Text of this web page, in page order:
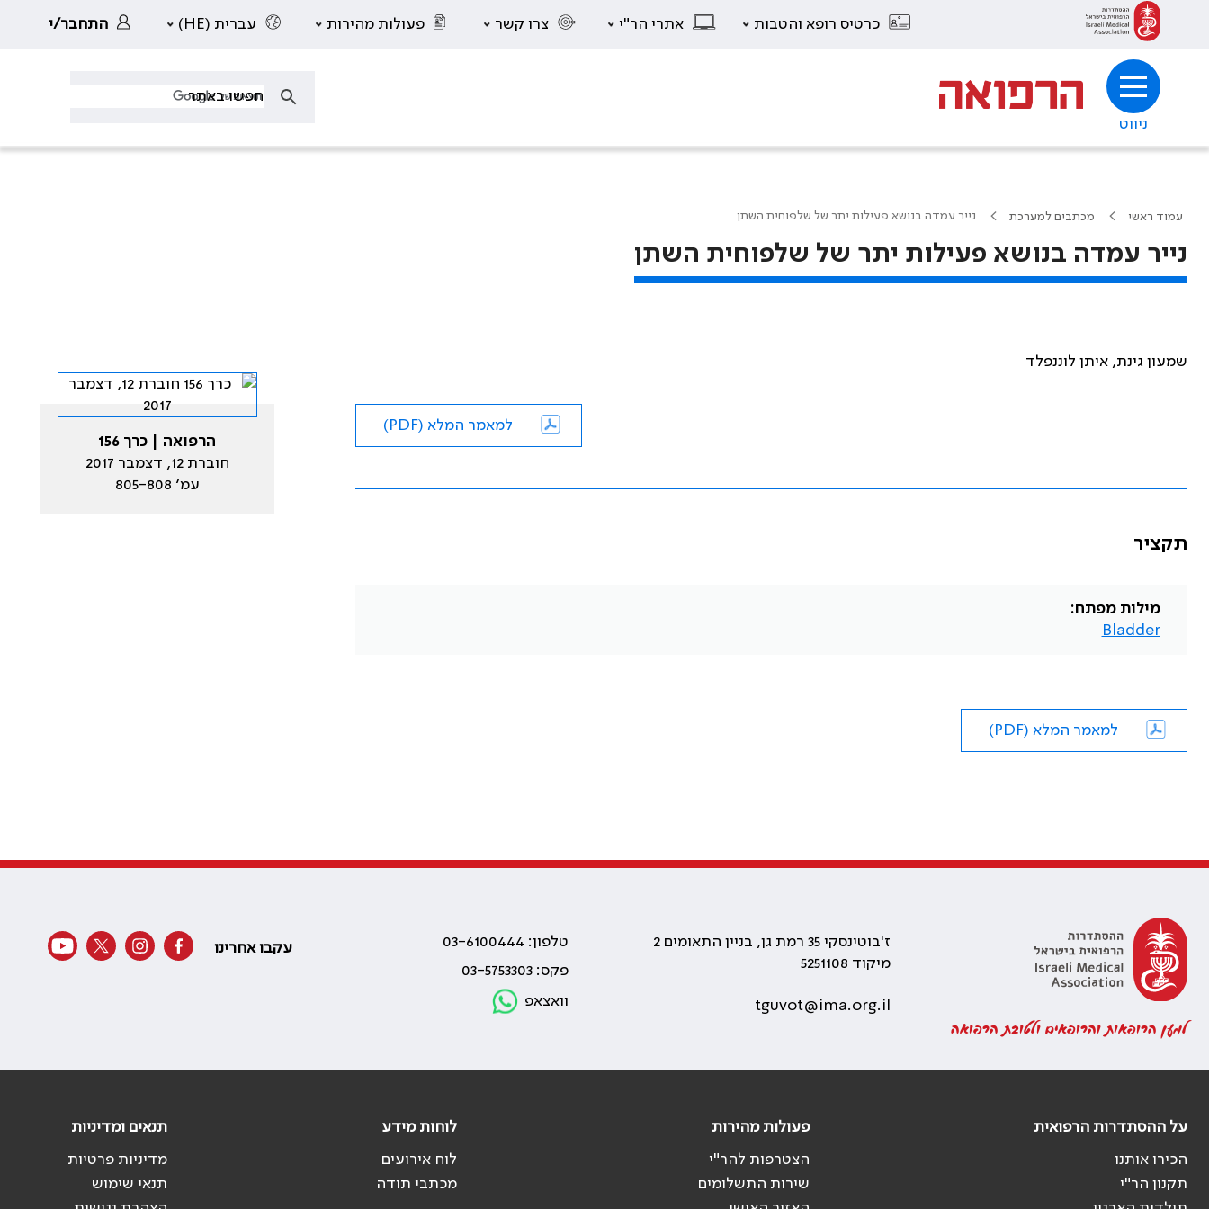
כרטיס רופא והטבות אתרי הר"י צרו קשר פעולות מהירות עברית (HE) התחבר/י
ניווט
עמוד ראשי מכתבים למערכת נייר עמדה בנושא פעילות יתר של שלפוחית השתן
נייר עמדה בנושא פעילות יתר של שלפוחית השתן
שמעון גינת, איתן לוננפלד
למאמר המלא (PDF)
תקציר
מילות מפתח:
Bladder
למאמר המלא (PDF)
הרפואה | כרך 156
חוברת 12, דצמבר 2017
עמ׳ 805-808
למען הרופאות והרופאים ולטובת הרפואה
ז'בוטינסקי 35 רמת גן, בניין התאומים 2
מיקוד 5251108
tguvot@ima.org.il
טלפון: 03-6100444
פקס: 03-5753303
וואצאפ
עקבו אחרינו
על ההסתדרות הרפואית
הכירו אותנו
תקנון הר"י
פעולות מהירות
הצטרפות להר"י
שירות התשלומים
לוחות מידע
לוח אירועים
מכתבי תודה
תנאים ומדיניות
מדיניות פרטיות
תנאי שימוש